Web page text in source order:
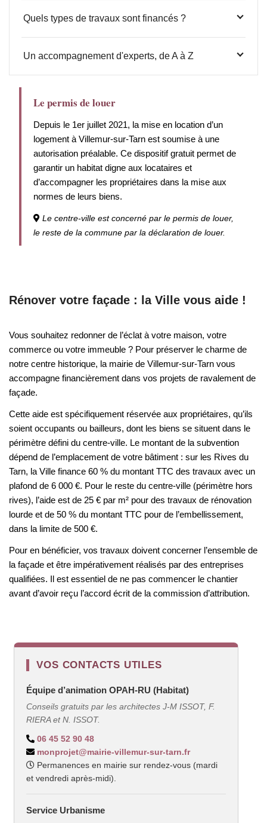
Quels types de travaux sont financés ?
Un accompagnement d'experts, de A à Z
Le permis de louer
Depuis le 1er juillet 2021, la mise en location d’un
logement à Villemur-sur-Tarn est soumise à une
autorisation préalable. Ce dispositif gratuit permet de
garantir un habitat digne aux locataires et
d’accompagner les propriétaires dans la mise aux
normes de leurs biens.
Le centre-ville est concerné par le permis de louer,
le reste de la commune par la déclaration de louer.
Rénover votre façade : la Ville vous aide !
Vous souhaitez redonner de l’éclat à votre maison, votre
commerce ou votre immeuble ? Pour préserver le charme de
notre centre historique, la mairie de Villemur-sur-Tarn vous
accompagne financièrement dans vos projets de ravalement de
façade.
Cette aide est spécifiquement réservée aux propriétaires, qu’ils
soient occupants ou bailleurs, dont les biens se situent dans le
périmètre défini du centre-ville. Le montant de la subvention
dépend de l’emplacement de votre bâtiment : sur les Rives du
Tarn, la Ville finance 60 % du montant TTC des travaux avec un
plafond de 6 000 €. Pour le reste du centre-ville (périmètre hors
rives), l’aide est de 25 € par m² pour des travaux de rénovation
lourde et de 50 % du montant TTC pour de l’embellissement,
dans la limite de 500 €.
Pour en bénéficier, vos travaux doivent concerner l’ensemble de
la façade et être impérativement réalisés par des entreprises
qualifiées. Il est essentiel de ne pas commencer le chantier
avant d’avoir reçu l’accord écrit de la commission d’attribution.
VOS CONTACTS UTILES
Équipe d’animation OPAH-RU (Habitat)
Conseils gratuits par les architectes J-M ISSOT, F.
RIERA et N. ISSOT.
06 45 52 90 48
monprojet@mairie-villemur-sur-tarn.fr
Permanences en mairie sur rendez-vous (mardi
et vendredi après-midi).
Service Urbanisme